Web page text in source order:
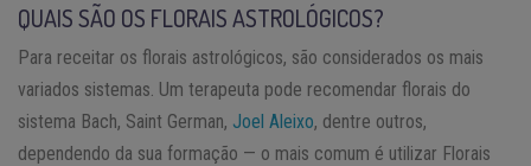
QUAIS SÃO OS FLORAIS ASTROLÓGICOS?
Para receitar os florais astrológicos, são considerados os mais
variados sistemas. Um terapeuta pode recomendar florais do
sistema Bach, Saint German, Joel Aleixo, dentre outros,
dependendo da sua formação — o mais comum é utilizar Florais